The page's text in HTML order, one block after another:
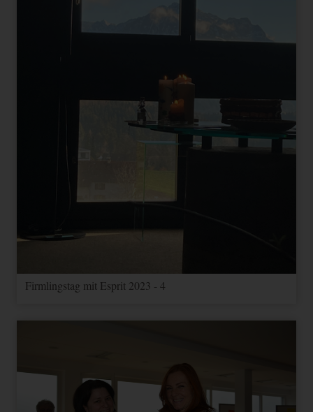
Firmlingstag mit Esprit 2023 - 4